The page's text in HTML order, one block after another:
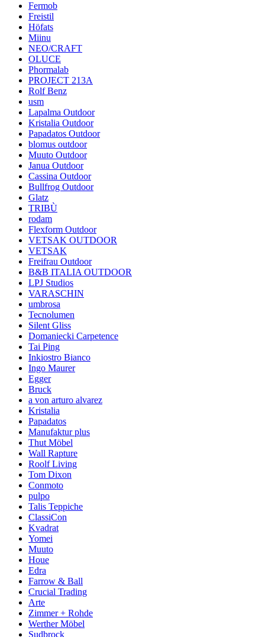
Fermob
Freistil
Höfats
Miinu
NEO/CRAFT
OLUCE
Phormalab
PROJECT 213A
Rolf Benz
usm
Lapalma Outdoor
Kristalia Outdoor
Papadatos Outdoor
blomus outdoor
Muuto Outdoor
Janua Outdoor
Cassina Outdoor
Bullfrog Outdoor
Glatz
TRIBÙ
rodam
Flexform Outdoor
VETSAK OUTDOOR
VETSAK
Freifrau Outdoor
B&B ITALIA OUTDOOR
LPJ Studios
VARASCHIN
umbrosa
Tecnolumen
Silent Gliss
Domaniecki Carpetence
Tai Ping
Inkiostro Bianco
Ingo Maurer
Egger
Bruck
a von arturo alvarez
Kristalia
Papadatos
Manufaktur plus
Thut Möbel
Wall Rapture
Roolf Living
Tom Dixon
Conmoto
pulpo
Talis Teppiche
ClassiCon
Kvadrat
Yomei
Muuto
Houe
Edra
Farrow & Ball
Crucial Trading
Arte
Zimmer + Rohde
Werther Möbel
Sudbrock